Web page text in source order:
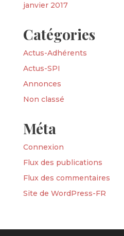
janvier 2017
Catégories
Actus-Adhérents
Actus-SPI
Annonces
Non classé
Méta
Connexion
Flux des publications
Flux des commentaires
Site de WordPress-FR